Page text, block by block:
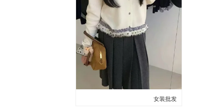
女装批发